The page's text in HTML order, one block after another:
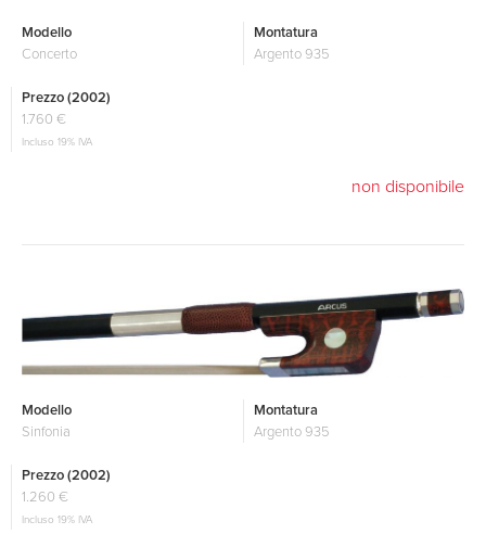
Modello
Concerto
Montatura
Argento 935
Prezzo (2002)
1.760 €
Incluso 19% IVA
non disponibile
Modello
Sinfonia
Montatura
Argento 935
Prezzo (2002)
1.260 €
Incluso 19% IVA